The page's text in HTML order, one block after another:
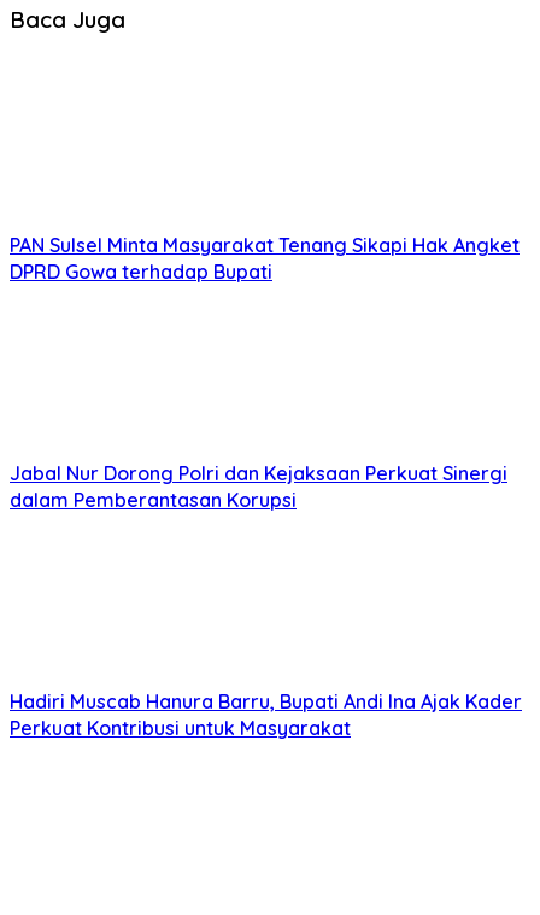
Baca Juga
PAN Sulsel Minta Masyarakat Tenang Sikapi Hak Angket
DPRD Gowa terhadap Bupati
Jabal Nur Dorong Polri dan Kejaksaan Perkuat Sinergi
dalam Pemberantasan Korupsi
Hadiri Muscab Hanura Barru, Bupati Andi Ina Ajak Kader
Perkuat Kontribusi untuk Masyarakat